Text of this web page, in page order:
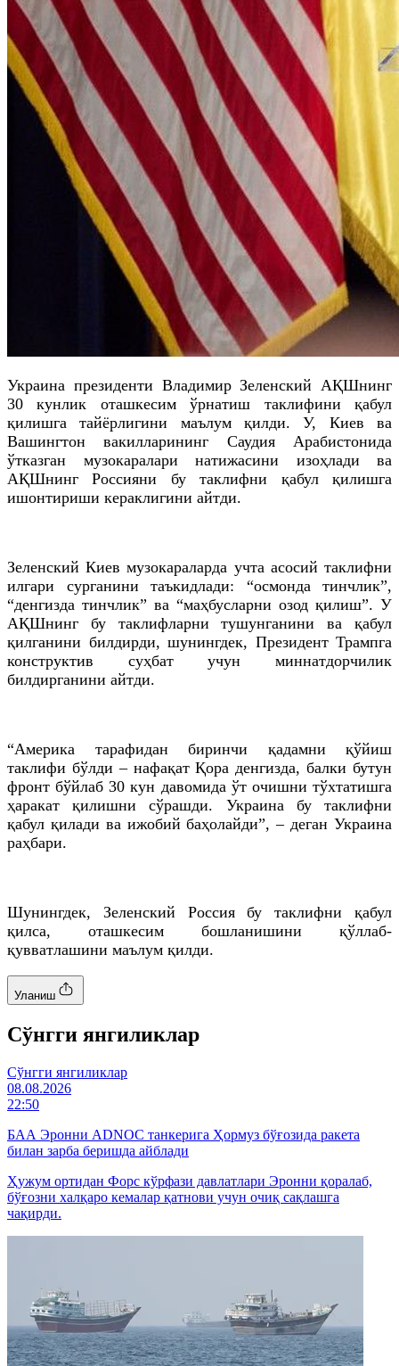
Украина президенти Владимир Зеленский АҚШнинг
30 кунлик оташкесим ўрнатиш таклифини қабул
қилишга тайёрлигини маълум қилди. У, Киев ва
Вашингтон вакилларининг Саудия Арабистонида
ўтказган музокаралари натижасини изоҳлади ва
АҚШнинг Россияни бу таклифни қабул қилишга
ишонтириши кераклигини айтди.
Зеленский Киев музокараларда учта асосий таклифни
илгари сурганини таъкидлади: “осмонда тинчлик”,
“денгизда тинчлик” ва “маҳбусларни озод қилиш”. У
АҚШнинг бу таклифларни тушунганини ва қабул
қилганини билдирди, шунингдек, Президент Трампга
конструктив суҳбат учун миннатдорчилик
билдирганини айтди.
“Америка тарафидан биринчи қадамни қўйиш
таклифи бўлди – нафақат Қора денгизда, балки бутун
фронт бўйлаб 30 кун давомида ўт очишни тўхтатишга
ҳаракат қилишни сўрашди. Украина бу таклифни
қабул қилади ва ижобий баҳолайди”, – деган Украина
раҳбари.
Шунингдек, Зеленский Россия бу таклифни қабул
қилса, оташкесим бошланишини қўллаб-
қувватлашини маълум қилди.
Уланиш
Cўнгги янгиликлар
Cўнгги янгиликлар
08.08.2026
22:50
БАА Эронни ADNOC танкерига Ҳормуз бўғозида ракета
билан зарба беришда айблади
Ҳужум ортидан Форс кўрфази давлатлари Эронни қоралаб,
бўғозни халқаро кемалар қатнови учун очиқ сақлашга
чақирди.